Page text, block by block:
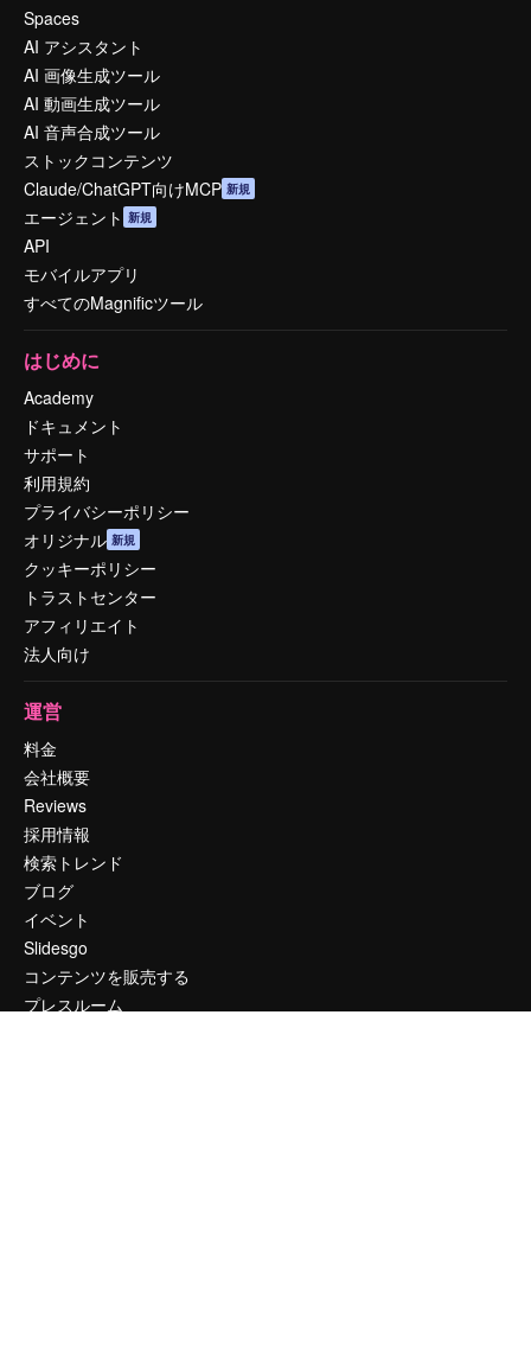
Spaces
AI アシスタント
AI 画像生成ツール
AI 動画生成ツール
AI 音声合成ツール
ストックコンテンツ
Claude/ChatGPT向けMCP 新規
エージェント 新規
API
モバイルアプリ
すべてのMagnificツール
はじめに
Academy
ドキュメント
サポート
利用規約
プライバシーポリシー
オリジナル 新規
クッキーポリシー
トラストセンター
アフィリエイト
法人向け
運営
料金
会社概要
Reviews
採用情報
検索トレンド
ブログ
イベント
Slidesgo
コンテンツを販売する
プレスルーム